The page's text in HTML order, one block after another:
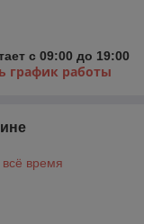
с 09:00 до 19:00
график работы
всё время